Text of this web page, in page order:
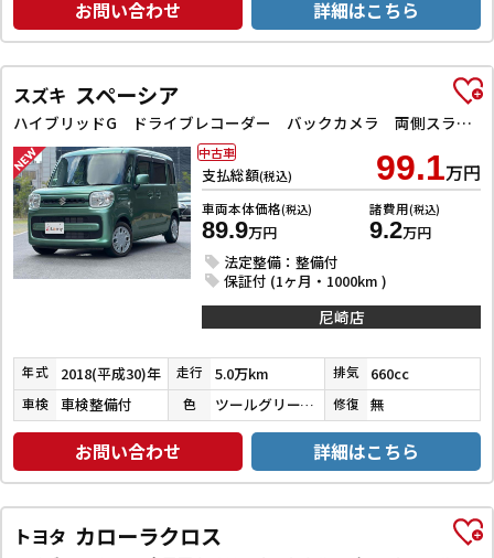
お問い合わせ 詳細はこちら
スズキ スペーシア
ハイブリッドG ドライブレコーダー バックカメラ 両側スライドドア ナビ TV スマートキー アイドリングストップ 電動格納ミラー ベンチシート CVT ESC CD DVD再生 Bluetooth エアコン
支払総額(税込) 99.1万円
車両本体価格(税込)
89.9万円
諸費用(税込)
9.2万円
法定整備：整備付
保証付 (1ヶ月・1000km )
中古車
尼崎店
年式 2018(平成30)年 走行 5.0万km 排気 660cc
車検 車検整備付 色 ツールグリーンパールメタリック 修復 無
お問い合わせ 詳細はこちら
トヨタ カローラクロス